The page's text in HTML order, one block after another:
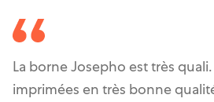
La borne Josepho est très
imprimées en très bonne